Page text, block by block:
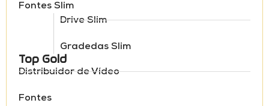
Fontes Slim
Drive Slim
Gradedas Slim
Top Gold
Distribuidor de Vídeo
Fontes